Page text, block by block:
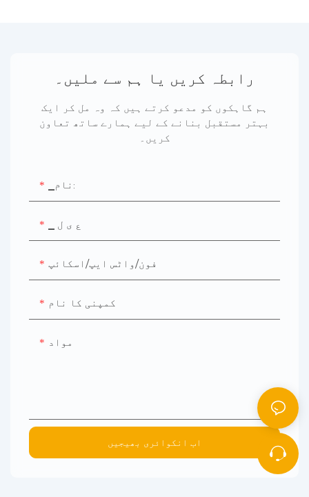
رابطہ کریں یا ہم سے ملیں۔
ہم گاہکوں کو مدعو کرتے ہیں کہ وہ مل کر ایک
بہتر مستقبل بنانے کے لیے ہمارے ساتھ تعاون
کریں۔
▁نام:
▁ ع ی ل
فون/واٹس ایپ/اسکائپ
کمپنی کا نام
مواد
اب انکوائری بھیجیں